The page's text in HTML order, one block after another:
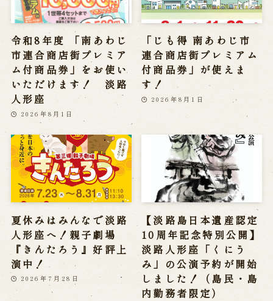
通販サイトうずのくに
道の駅うずしお
うずの丘大鳴門橋記念館
令和8年度 「南あわじ
市連合商店街プレミア
ム付商品券」をお使い
いただけます！ 淡路
人形座
2026年8月1日
「じも得 南あわじ市
連合商店街プレミアム
付商品券」が使えま
す！
2026年8月1日
夏休みはみんなで淡路
人形座へ！親子劇場
『きんたろう』好評上
演中！
2026年7月28日
【淡路島日本遺産認定
10周年記念特別公開】
淡路人形座「くにう
み」の公演予約が開始
しました！（島民・島
内勤務者限定）